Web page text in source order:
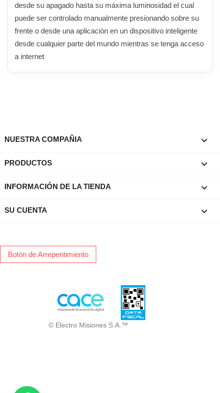
desde su apagado hasta su máxima luminosidad el cual
puede ser controlado manualmente presionando sobre su
frente o desde una aplicación en un dispositivo inteligente
desde cualquier parte del mundo mientras se tenga acceso
a internet
NUESTRA COMPAÑIA 
PRODUCTOS 
INFORMACIÓN DE LA TIENDA keyboard_arrow_down
SU CUENTA 
Botón de Arrepentimiento
© Electro Misiones S.A.™